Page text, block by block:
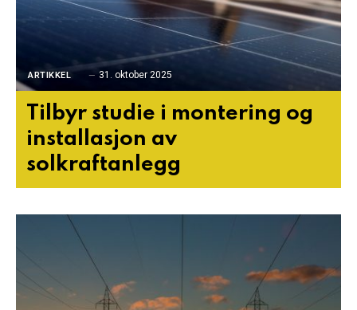
ARTIKKEL 31. oktober 2025
Tilbyr studie i montering og
installasjon av
solkraftanlegg